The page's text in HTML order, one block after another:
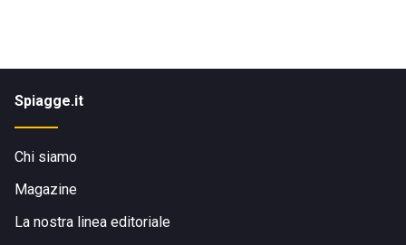
Spiagge.it
Chi siamo
Magazine
La nostra linea editoriale